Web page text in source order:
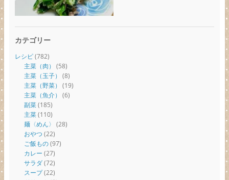
カテゴリー
レシピ(782)
主菜（肉） (58)
主菜（玉子） (8)
主菜（野菜） (19)
主菜（魚介） (6)
副菜(185)
主菜(110)
麺〈めん〉 (28)
おやつ (22)
ご飯もの(97)
カレー (27)
サラダ(72)
スープ(22)